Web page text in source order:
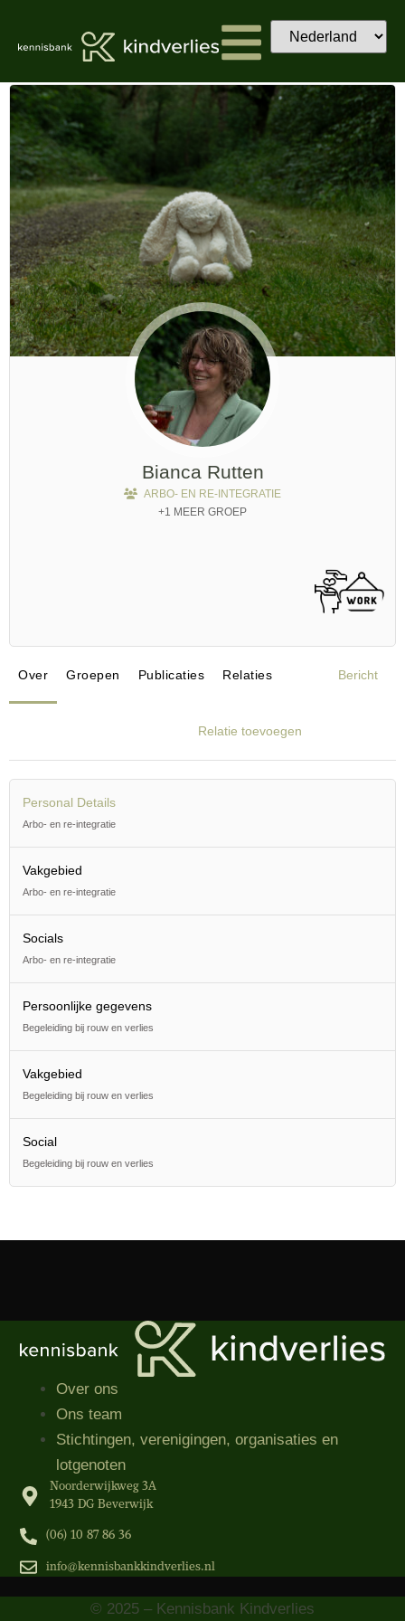
Bianca Rutten
ARBO- EN RE-INTEGRATIE
+1 MEER GROEP
Over Groepen Publicaties Relaties Bericht
Relatie toevoegen
Personal Details
Arbo- en re-integratie
Vakgebied
Arbo- en re-integratie
Socials
Arbo- en re-integratie
Persoonlijke gegevens
Begeleiding bij rouw en verlies
Vakgebied
Begeleiding bij rouw en verlies
Social
Begeleiding bij rouw en verlies
Over ons
Ons team
Stichtingen, verenigingen, organisaties​ en
lotgenoten
Noorderwijkweg 3A
1943 DG Beverwijk
(06) 10 87 86 36‬
info@kennisbankkindverlies.nl
© 2025 – Kennisbank Kindverlies